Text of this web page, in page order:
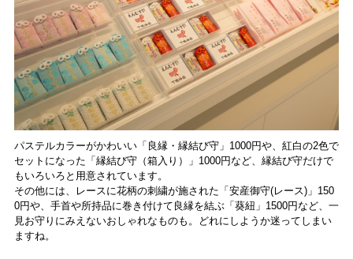
パステルカラーがかわいい「良縁・縁結び守」1000円や、紅白の2色で
セットになった「縁結び守（箱入り）」1000円など、縁結び守だけで
もいろいろと用意されています。
その他には、レースに花柄の刺繍が施された「安産御守(レース)」150
0円や、手首や所持品に巻き付けて良縁を結ぶ「葵紐」1500円など、一
見お守りにみえないおしゃれなものも。どれにしようか迷ってしまい
ますね。